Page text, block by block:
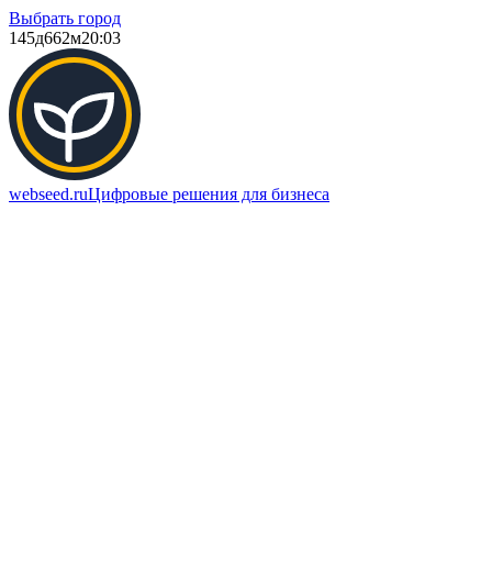
Выбрать город
145д662м20:03
webseed.ruЦифровые решения для бизнеса